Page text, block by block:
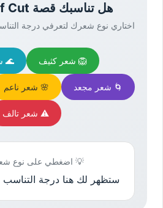
هل تناسبك قصة Long Wolf Cut؟
اختاري نوع شعرك لتعرفي درجة
🦁 شعر كثيف 🌊
🌀 شعر مجعد 🌸 شعر ناعم
⚠️ شعر تالف
💡 اضغطي على نوع
ستظهر لك هنا درجة